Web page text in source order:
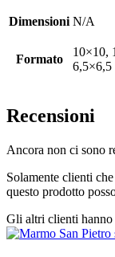
Dimensioni N/A
Formato
10×10,
6,5×6,5
Recensioni
Ancora non ci sono
Solamente clienti
questo prodotto
Gli altri clienti